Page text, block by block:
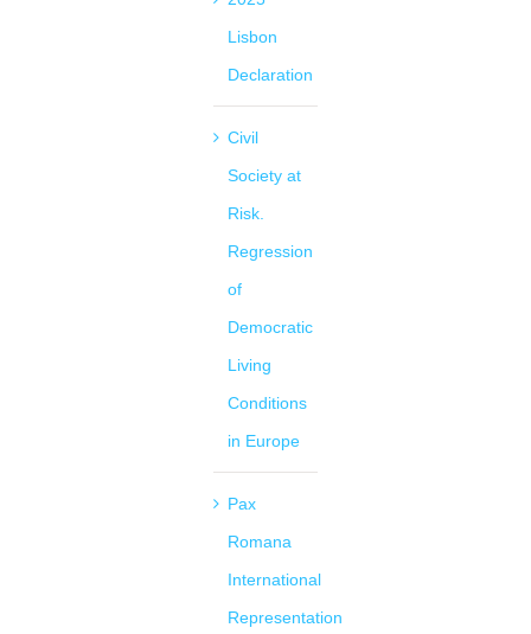
Lisbon
Declaration
Civil
Society at
Risk.
Regression
of
Democratic
Living
Conditions
in Europe
Pax
Romana
International
Representation